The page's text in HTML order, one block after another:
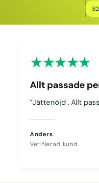
Allt passade
“Jättenöjd . Allt
Anders
Verifierad kund